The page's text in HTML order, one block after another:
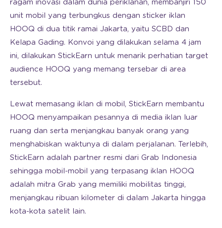
ragam inovasi dalam dunia periklanan, membanjiri 150
unit mobil yang terbungkus dengan sticker iklan
HOOQ di dua titik ramai Jakarta, yaitu SCBD dan
Kelapa Gading. Konvoi yang dilakukan selama 4 jam
ini, dilakukan StickEarn untuk menarik perhatian target
audience HOOQ yang memang tersebar di area
tersebut.
Lewat memasang iklan di mobil, StickEarn membantu
HOOQ menyampaikan pesannya di media iklan luar
ruang dan serta menjangkau banyak orang yang
menghabiskan waktunya di dalam perjalanan. Terlebih,
StickEarn adalah partner resmi dari Grab Indonesia
sehingga mobil-mobil yang terpasang iklan HOOQ
adalah mitra Grab yang memiliki mobilitas tinggi,
menjangkau ribuan kilometer di dalam Jakarta hingga
kota-kota satelit lain.